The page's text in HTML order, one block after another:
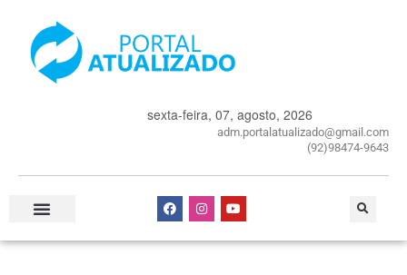
sexta-feira, 07, agosto, 2026
adm.portalatualizado@gmail.com
(92)98474-9643